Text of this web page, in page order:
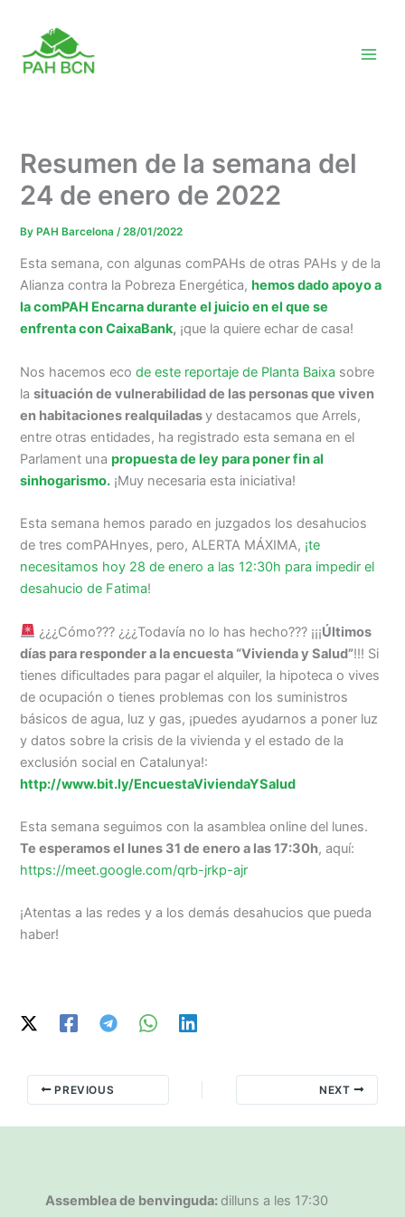
content
Resumen de la semana del
24 de enero de 2022
By PAH Barcelona/28/01/2022
Esta semana, con algunas comPAHs de otras PAHs y de la
Alianza contra la Pobreza Energética, hemos dado apoyo a
la comPAH Encarna durante el juicio en el que se
enfrenta con CaixaBank, ¡que la quiere echar de casa!
Nos hacemos ecode este reportaje de Planta Baixa sobre
lasituación de vulnerabilidad de las personas que viven
en habitaciones realquiladasy destacamos que Arrels,
entre otras entidades, ha registrado esta semana en el
Parlament unapropuesta de ley para poner fin al
sinhogarismo. ¡Muy necesaria esta iniciativa!
Esta semana hemos parado en juzgados los desahucios
de tres comPAHnyes, pero, ALERTA MÁXIMA, ¡te
necesitamos hoy 28 de enero a las 12:30h para impedir el
desahucio de Fatima!
¿¿¿Cómo??? ¿¿¿Todavía no lo has hecho??? ¡¡¡Últimos
días para responder a la encuesta “Vivienda y Salud”!!! Si
tienes dificultades para pagar el alquiler, la hipoteca o vives
de ocupación o tienes problemas con los suministros
básicos de agua, luz y gas, ¡puedes ayudarnos a poner luz
y datos sobre la crisis de la vivienda y el estado de la
exclusión social en Catalunya!:
http://www.bit.ly/EncuestaViviendaYSalud
Esta semana seguimos con la asamblea online del lunes.
Te esperamos el lunes 31 de enero a las 17:30h, aquí:
https://meet.google.com/qrb-jrkp-ajr
¡Atentas a las redes y a los demás desahucios que pueda
haber!
PREVIOUS NEXT
Assemblea de benvinguda: dilluns a les 17:30